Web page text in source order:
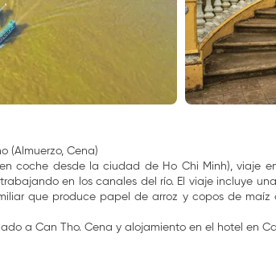
(Almuerzo, Cena)
coche desde la ciudad de Ho Chi Minh), viaje
en los canales del río. El viaje incluye
que produce papel de arroz y copos de
a Can Tho. Cena y alojamiento en el hotel en